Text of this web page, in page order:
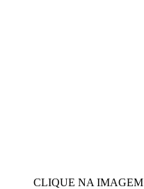
CLIQUE NA IMAGEM